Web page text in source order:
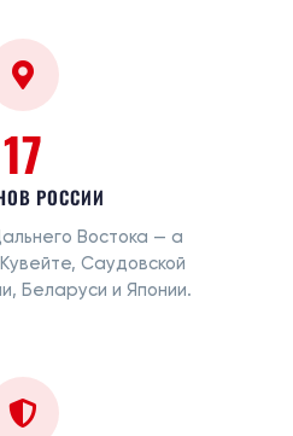
17
РОССИИ
Востока — а
Саудовской
Беларуси и Японии.